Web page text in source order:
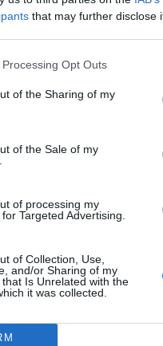
that may further disclose
Opt Outs
of the Sharing of my
of the Sale of my
of processing my
Targeted Advertising.
of Collection, Use,
and/or Sharing of my
Is Unrelated with the
it was collected.
Huawei: lo que
Hacienda por
suma y sigue
35 cerró la sesión
en los 20.057
récord
López